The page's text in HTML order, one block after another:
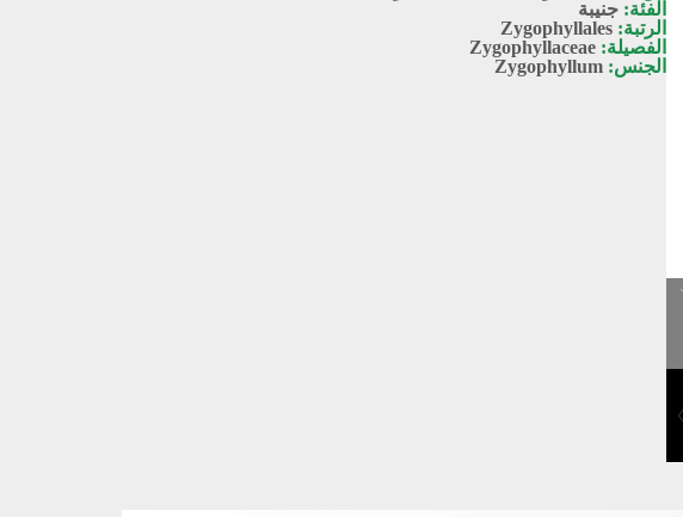
الفئة: جنيبة
الرتبة: Zygophyllales
الفصيلة: Zygophyllaceae
الجنس: Zygophyllum